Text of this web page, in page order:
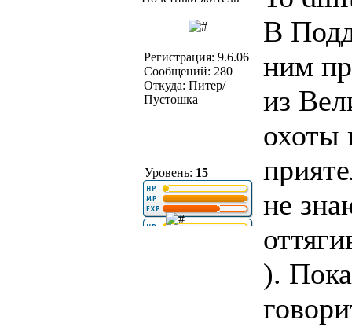
Регистрация: 9.6.06
Сообщений: 280
Откуда: Питер/
Пустошка
Уровень: 15
В
ним
из
охоты
не
).